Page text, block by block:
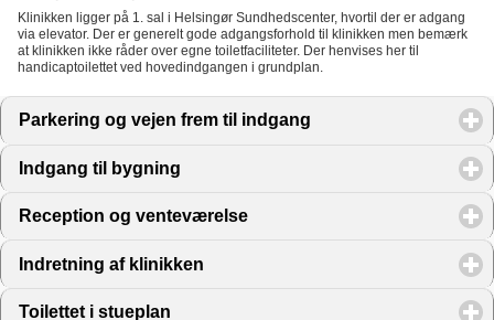
Klinikken ligger på 1. sal i Helsingør Sundhedscenter, hvortil der er adgang
via elevator. Der er generelt gode adgangsforhold til klinikken men bemærk
at klinikken ikke råder over egne toiletfaciliteter. Der henvises her til
handicaptoilettet ved hovedindgangen i grundplan.
Parkering og vejen frem til indgang click to expand
Indgang til bygning
Reception og venteværelse
Indretning af klinikken
Toilettet i stueplan